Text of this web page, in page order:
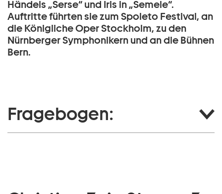
Händels „Serse“ und Iris in „Semele“.
Auftritte führten sie zum Spoleto Festival, an
die Königliche Oper Stockholm, zu den
Nürnberger Symphonikern und an die Bühnen
Bern.
Fragebogen: